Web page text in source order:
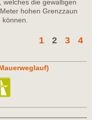
die gewaltigen
hohen Grenzzaun
können.
1 2 3 4